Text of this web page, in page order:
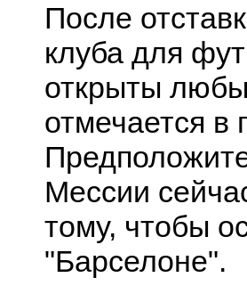
После
клуба для
открыты
отмечается в
Мессии
тому, чтобы
"Барселоне".